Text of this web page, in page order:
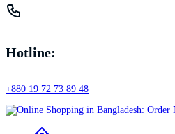
Hotline:
+880 19 72 73 89 48